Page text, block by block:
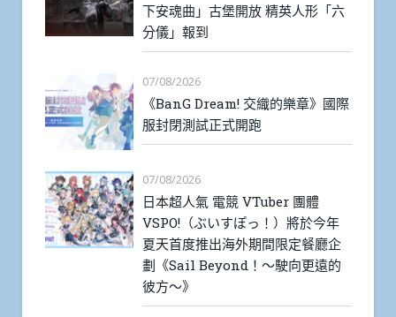
下安魂曲」古堡開放 精英人形「六
分儀」報到
07/08/2026
《BanG Dream! 交織的樂章》國際
服封閉測試正式開跑
07/08/2026
日本超人氣 電競 VTuber 團體
VSPO!（ぶいすぽっ！）將於今年
夏天首度推出海外期間限定餐廳企
劃《Sail Beyond！～駛向更遠的
彼方～》